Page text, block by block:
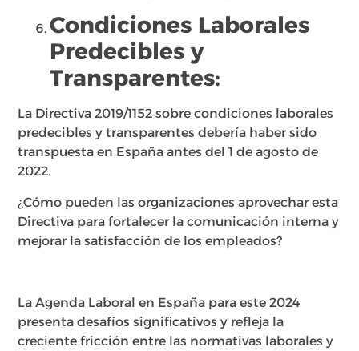
Condiciones Laborales
Predecibles y
Transparentes:
La Directiva 2019/1152 sobre condiciones laborales
predecibles y transparentes debería haber sido
transpuesta en España antes del 1 de agosto de
2022.
¿Cómo pueden las organizaciones aprovechar esta
Directiva para fortalecer la comunicación interna y
mejorar la satisfacción de los empleados?
La Agenda Laboral en España para este 2024
presenta desafíos significativos y refleja la
creciente fricción entre las normativas laborales y